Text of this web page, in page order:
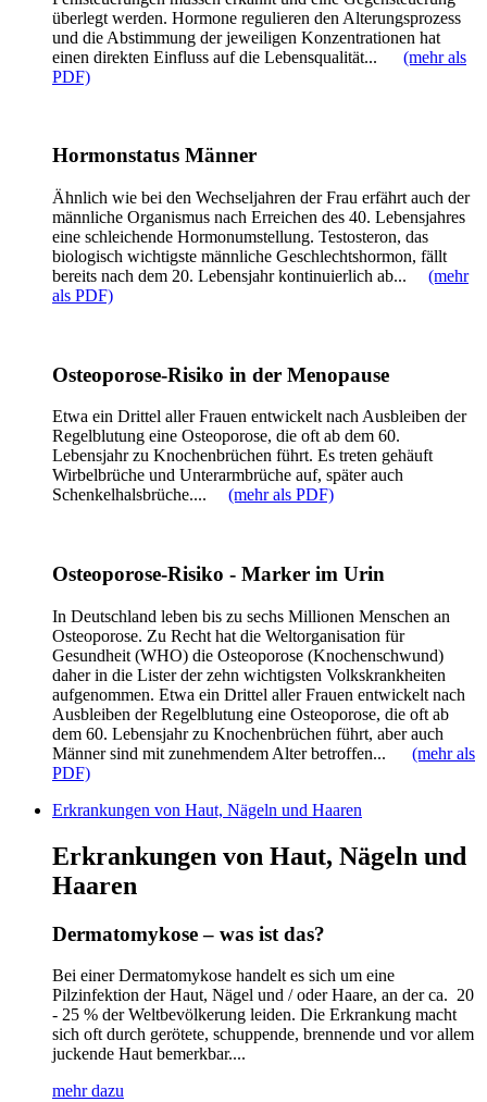
überlegt werden. Hormone regulieren den Alterungsprozess
und die Abstimmung der jeweiligen Konzentrationen hat
einen direkten Einfluss auf die Lebensqualität... (mehr als
PDF)
Hormonstatus Männer
Ähnlich wie bei den Wechseljahren der Frau erfährt auch der
männliche Organismus nach Erreichen des 40. Lebensjahres
eine schleichende Hormonumstellung. Testosteron, das
biologisch wichtigste männliche Geschlechtshormon, fällt
bereits nach dem 20. Lebensjahr kontinuierlich ab... (mehr
als PDF)
Osteoporose-Risiko in der Menopause
Etwa ein Drittel aller Frauen entwickelt nach Ausbleiben der
Regelblutung eine Osteoporose, die oft ab dem 60.
Lebensjahr zu Knochenbrüchen führt. Es treten gehäuft
Wirbelbrüche und Unterarmbrüche auf, später auch
Schenkelhalsbrüche.... (mehr als PDF)
Osteoporose-Risiko - Marker im Urin
In Deutschland leben bis zu sechs Millionen Menschen an
Osteoporose. Zu Recht hat die Weltorganisation für
Gesundheit (WHO) die Osteoporose (Knochenschwund)
daher in die Lister der zehn wichtigsten Volkskrankheiten
aufgenommen. Etwa ein Drittel aller Frauen entwickelt nach
Ausbleiben der Regelblutung eine Osteoporose, die oft ab
dem 60. Lebensjahr zu Knochenbrüchen führt, aber auch
Männer sind mit zunehmendem Alter betroffen... (mehr als
PDF)
Erkrankungen von Haut, Nägeln und Haaren
Erkrankungen von Haut, Nägeln und
Haaren
Dermatomykose – was ist das?
Bei einer Dermatomykose handelt es sich um eine
Pilzinfektion der Haut, Nägel und / oder Haare, an der ca. 20
- 25 % der Weltbevölkerung leiden. Die Erkrankung macht
sich oft durch gerötete, schuppende, brennende und vor allem
juckende Haut bemerkbar....
mehr dazu